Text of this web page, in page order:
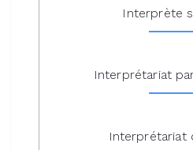
Interprète
Interprétariat
Interprétariat